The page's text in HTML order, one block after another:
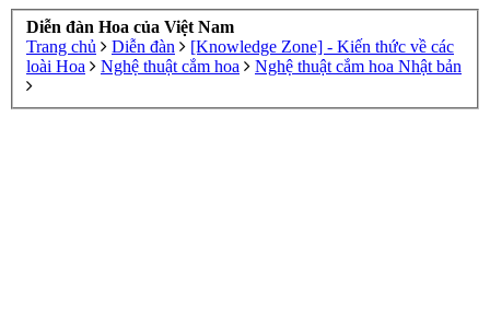
Diễn đàn Hoa của Việt Nam
Trang chủ
Diễn đàn
[Knowledge Zone] - Kiến thức về các
loài Hoa
Nghệ thuật cắm hoa Nghệ thuật cắm hoa Nhật bản